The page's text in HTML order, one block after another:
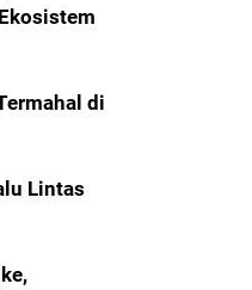
di
Lintas